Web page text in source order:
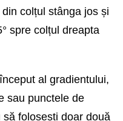
colțul stânga jos și
spre colțul dreapta
al gradientului,
sau punctele de
folosești doar două